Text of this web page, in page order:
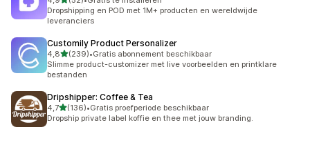
52 recensies in totaal
Dropshipping en POD met 1M+ producten en wereldwijde
leveranciers
Customily Product Personalizer
4,8van 5 sterren
(239)
239 recensies in totaal
•Gratis abonnement beschikbaar
Slimme product-customizer met live voorbeelden en printklare
bestanden
Dripshipper: Coffee & Tea
4,7van 5 sterren
(136)
136 recensies in totaal
•Gratis proefperiode beschikbaar
Dropship private label koffie en thee met jouw branding.